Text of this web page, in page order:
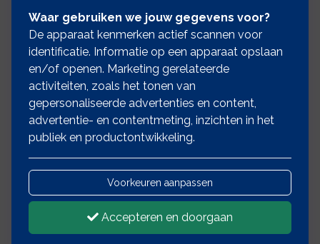
Laat u adviseren en kies
voor de beste rentevorm
U kunt bij ons terecht voor al uw financiële
vragen. Of het nu gaat om het berekenen van
Onze experts staan altijd om u van
hypotheekadvieste voorzien. Laat u
adviseren en sluit een hypotheek af met de
beste rentevoorwaarden. Neem contact op
Waar gebruiken we jouw gegevens voor?
De apparaat kenmerken actief scannen voor
identificatie. Informatie op een apparaat opslaan
en/of openen. Marketing gerelateerde
activiteiten, zoals het tonen van
gepersonaliseerde advertenties en content,
advertentie- en contentmeting, inzichten in het
publiek en productontwikkeling.
Voorkeuren aanpassen
Accepteren en doorgaan